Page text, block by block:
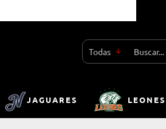
Todas
Buscar...
JAGUARES LEONES